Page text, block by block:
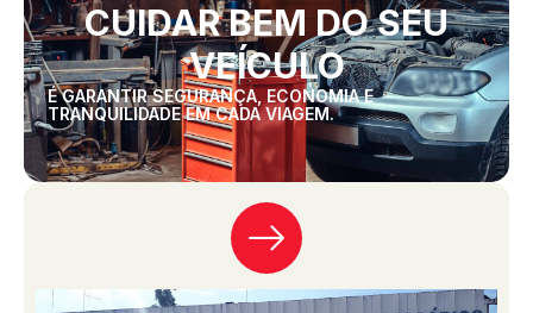
CUIDAR BEM DO SEU
VEÍCULO
É GARANTIR SEGURANÇA, ECONOMIA E
TRANQUILIDADE EM CADA VIAGEM.